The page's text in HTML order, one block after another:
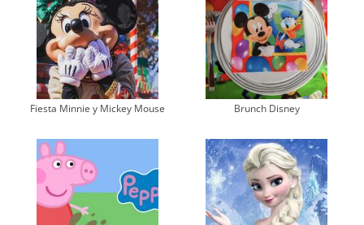
Fiesta Minnie y Mickey Mouse Brunch Disney